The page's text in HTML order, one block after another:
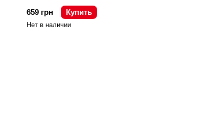
659 грн
Купить
Нет в наличии